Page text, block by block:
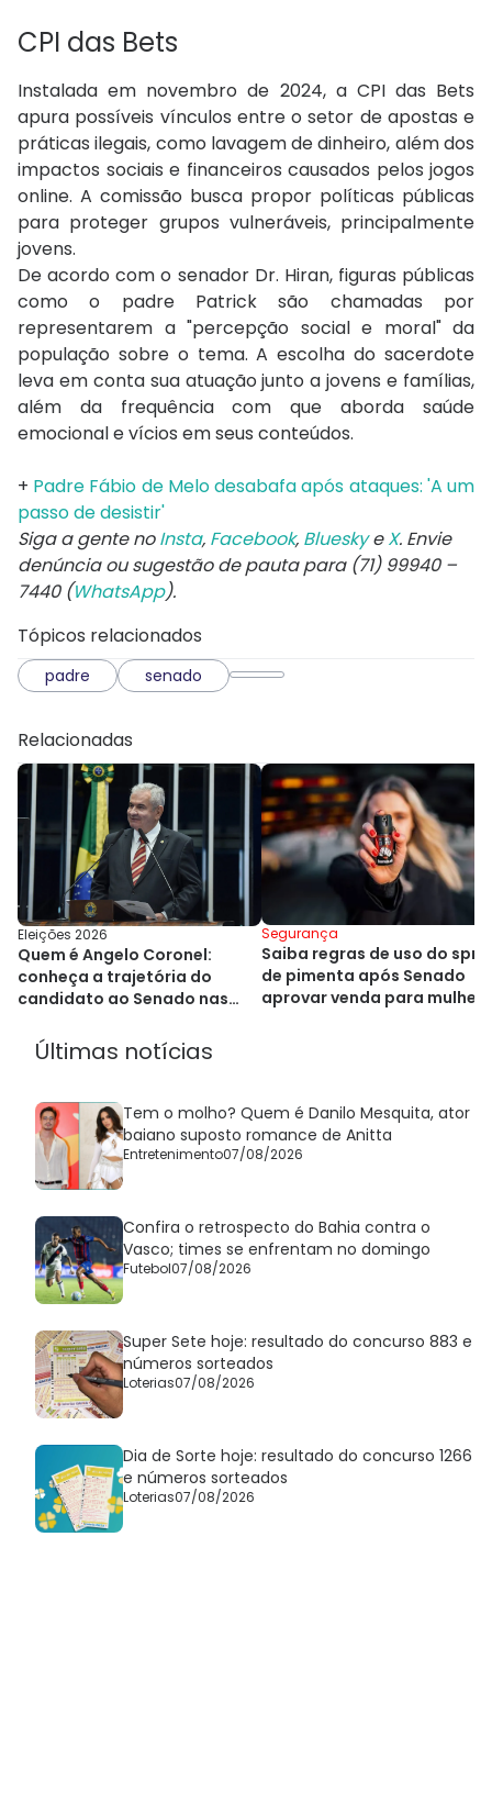
CPI das Bets
Instalada em novembro de 2024, a CPI das Bets
apura possíveis vínculos entre o setor de apostas e
práticas ilegais, como lavagem de dinheiro, além dos
impactos sociais e financeiros causados pelos jogos
online. A comissão busca propor políticas públicas
para proteger grupos vulneráveis, principalmente
jovens.
De acordo com o senador Dr. Hiran, figuras públicas
como o padre Patrick são chamadas por
representarem a "percepção social e moral" da
população sobre o tema. A escolha do sacerdote
leva em conta sua atuação junto a jovens e famílias,
além da frequência com que aborda saúde
emocional e vícios em seus conteúdos.
+ Padre Fábio de Melo desabafa após ataques: 'A um
passo de desistir'
Siga a gente noInsta, Facebook, BlueskyeX. Envie
denúncia ou sugestão de pauta para (71) 99940 –
7440 (WhatsApp).
Tópicos relacionados
padre senado
Relacionadas
Eleições 2026
Quem é Angelo Coronel:
conheça a trajetória do
candidato ao Senado nas
Segurança
Saiba regras de uso do
de pimenta após Senado
aprovar venda para
Últimas notícias
Tem o molho? Quem é Danilo Mesquita, ator
baiano suposto romance de Anitta
Entretenimento07/08/2026
Confira o retrospecto do Bahia contra o
Vasco; times se enfrentam no domingo
Futebol07/08/2026
Super Sete hoje: resultado do concurso 883 e
números sorteados
Loterias07/08/2026
Dia de Sorte hoje: resultado do concurso 1266
e números sorteados
Loterias07/08/2026